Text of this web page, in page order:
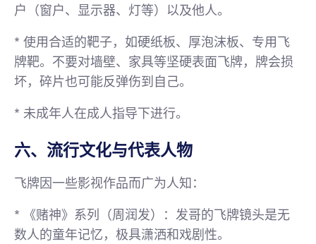
户（窗户、显示器、灯等）以及他人。
* 使用合适的靶子，如硬纸板、厚泡沫板、专用飞
牌靶。不要对墙壁、家具等坚硬表面飞牌，牌会损
坏，碎片也可能反弹伤到自己。
* 未成年人在成人指导下进行。
六、流行文化与代表人物
飞牌因一些影视作品而广为人知：
* 《赌神》系列（周润发）
：发哥的飞牌镜头是无
数人的童年记忆，极具潇洒和戏剧性。